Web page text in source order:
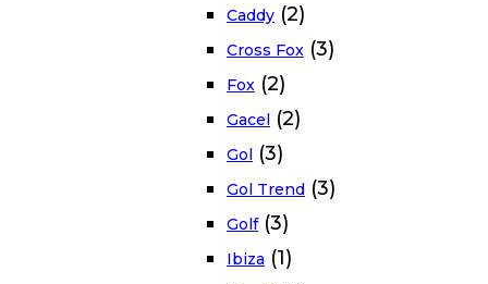
Caddy (2)
Cross Fox (3)
Fox (2)
Gacel (2)
Gol (3)
Gol Trend (3)
Golf (3)
Ibiza (1)